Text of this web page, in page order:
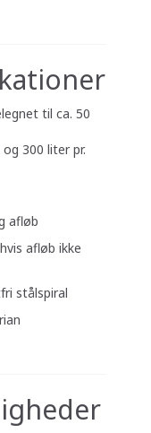
til ca. 50
300 liter pr.
afløb
afløb ikke
stålspiral